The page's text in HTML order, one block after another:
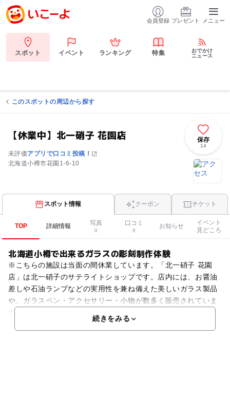
会員登録 プレゼント メニュー
スポット イベント ランキング 特集
おでかけ
ニュース
このスポットの周辺から探す
【休業中】北一硝子 花園店
未評価アプリで口コミ投稿！
北海道小樽市花園1-6-10
保存
14
スポット情報 クーポン チケット
TOP 詳細情報 写真
0
口コミ
0
お知らせ
イベント
見どころ
北海道小樽で出来るガラスの彫刻制作体験
※こちらの施設は当面の間休業しています。「北一硝子 花園
店」は北一硝子のサテライトショップです。店内には、お醤油
差しや石油ランプなどの実用性を兼ね備えた美しいガラス製品
や、ガラスペン・アクセサリー・小物が数多く販売されていま
す。また、作成体験も行っています。ガラスの彫刻体験では、
続きをみる